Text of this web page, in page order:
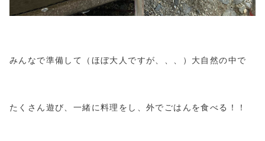
みんなで準備して（ほぼ大人ですが、、、）大自然の中で
たくさん遊び、一緒に料理をし、外でごはんを食べる！！